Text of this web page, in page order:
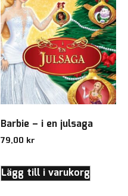
Barbie – i en julsaga
79,00 kr
Lägg till i varukorg